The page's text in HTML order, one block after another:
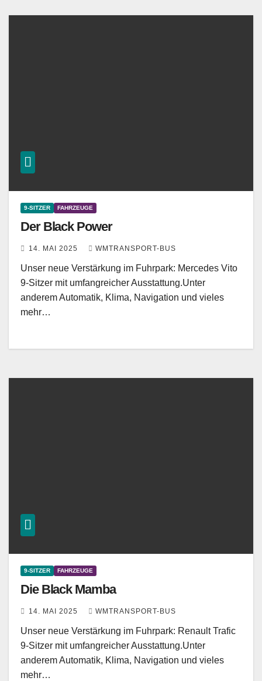
9-SITZER FAHRZEUGE
Der Black Power
14. MAI 2025 WMTRANSPORT-BUS
Unser neue Verstärkung im Fuhrpark: Mercedes Vito
9-Sitzer mit umfangreicher Ausstattung.Unter
anderem Automatik, Klima, Navigation und vieles
mehr…
9-SITZER FAHRZEUGE
Die Black Mamba
14. MAI 2025 WMTRANSPORT-BUS
Unser neue Verstärkung im Fuhrpark: Renault Trafic
9-Sitzer mit umfangreicher Ausstattung.Unter
anderem Automatik, Klima, Navigation und vieles
mehr…